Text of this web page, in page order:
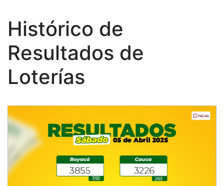
Histórico de
Resultados de
Loterías